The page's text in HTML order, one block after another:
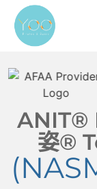
ANIT®
姿®